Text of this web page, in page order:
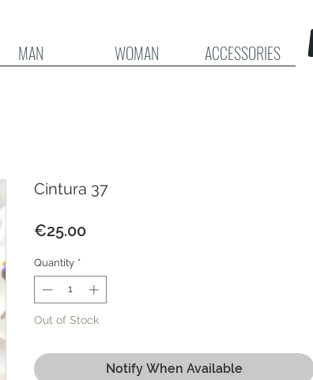
MAN WOMAN ACCESSORIES
Cintura 37
€25.00Price
Quantity *
Out of Stock
Notify When Available